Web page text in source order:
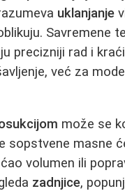
uklanjanje
Savremene
precizniji rad i
već za
može se
sopstvene masne
volumen ili
zadnjice,